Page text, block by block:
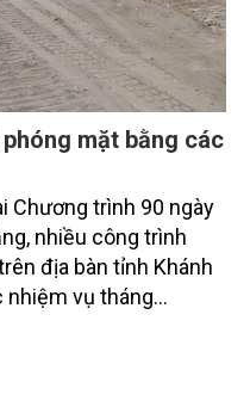
mặt bằng các
Chương trình 90 ngày
nhiều công trình
địa bàn tỉnh Khánh
nhiệm vụ tháng
tiếp tục triển khai